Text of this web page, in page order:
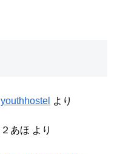
youthhostel より
２あほ より